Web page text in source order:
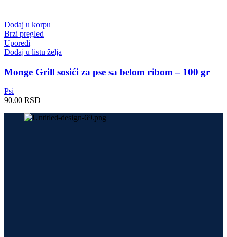
Dodaj u korpu
Brzi pregled
Uporedi
Dodaj u listu želja
Monge Grill sosići za pse sa belom ribom – 100 gr
Psi
90.00 RSD